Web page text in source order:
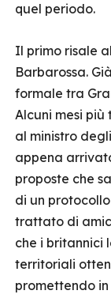
quel periodo.
Il primo risale
Barbarossa.
formale tra
Alcuni mesi più
al ministro
appena
proposte che
di un
trattato di
che i britannici
territoriali
promettendo